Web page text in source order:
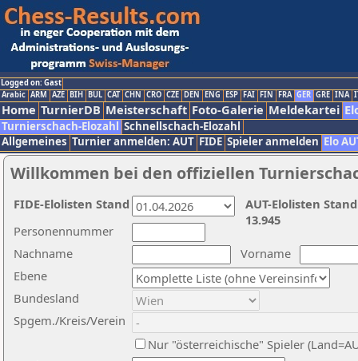
Logged on: Gast
Arabic ARM AZE BIH BUL CAT CHN CRO CZE DEN ENG ESP FAI FIN FRA GER GRE INA
Home TurnierDB Meisterschaft Foto-Galerie Meldekartei
Turnierschach-Elozahl Schnellschach-Elozahl
Allgemeines Turnier anmelden: AUT FIDE Spieler anmelden Elo
Willkommen bei den offiziellen
Nachname
Vorname
Ebene
Personennummer
Bundesland
Spgem./Kreis/Verein
Nur "österreichische" Spieler
AUT-Elolisten
13.945
FIDE-Elolisten Stand